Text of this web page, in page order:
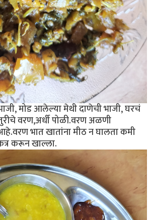
मोड आलेल्या मेथी दाणेची भाजी, घरचं
वरण,अर्धी पोळी.वरण अळणी
भात खातांना मीठ न घालता कमी
करून खाल्ला.